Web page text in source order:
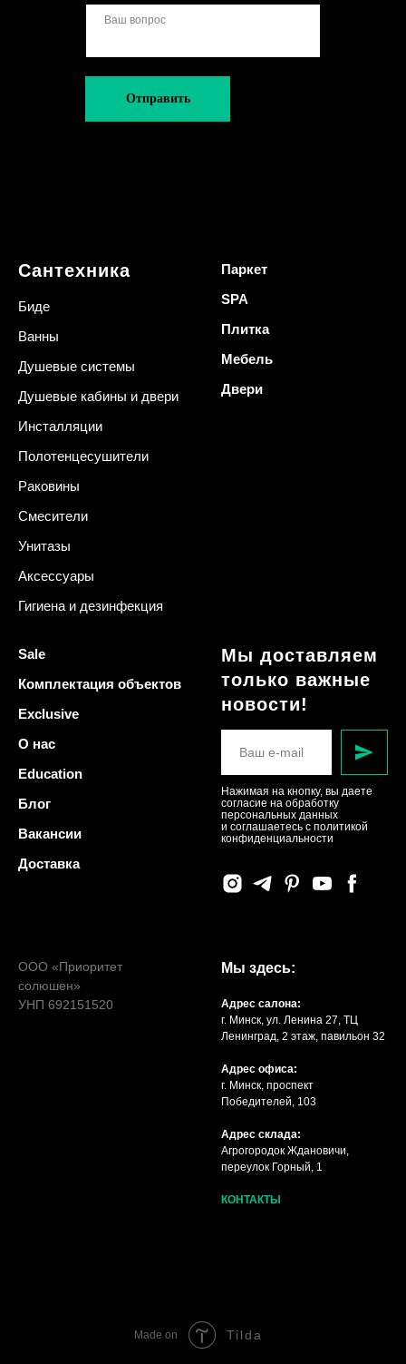
Отправить
Сантехника
Биде
Ванны
Душевые системы
Душевые кабины и двери
Инсталляции
Полотенцесушители
Раковины
Смесители
Унитазы
Аксессуары
Гигиена и дезинфекция
Паркет
SPA
Плитка
Мебель
Двери
Sale
Комплектация объектов
Exclusive
О нас
Education
Блог
Вакансии
Доставка
Мы доставляем
только важные
новости!
Нажимая на кнопку, вы даете
согласие на обработку
персональных данных
и соглашаетесь c политикой
конфиденциальности
ООО «Приоритет
солюшен»
УНП 692151520
Мы здесь:
Адрес салона:
г. Минск, ул. Ленина 27, ТЦ
Ленинград, 2 этаж, павильон 32
Адрес офиса:
г. Минск, проспект
Победителей, 103
Адрес склада:
Агрогородок Ждановичи,
переулок Горный, 1
КОНТАКТЫ
Made on Tilda